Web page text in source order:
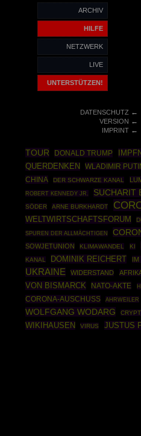
ARCHIV
HILFE
NETZWERK
LIVE
UNTERSTÜTZEN!
DATENSCHUTZ←
VERSION ←
IMPRINT←
TOUR
DONALD TRUMP
QUERDENKEN WLADIMIR
CHINA DER SCHWARZE KANAL
ROBERT KENNEDY JR. SUCHARIT
SÖDER
ARNE BURKHARDT
WELTWIRTSCHAFTSFORUM
SPUREN DER ALLMÄCHTIGEN
SOWJETUNION
KLIMAWANDEL KI
KANAL
DOMINIK REICHERT IM
UKRAINE WIDERSTAND
VON BISMARCK
NATO-AKTE
CORONA-AUSCHUSS
AHRWEILER
WOLFGANG WODARG
WIKIHAUSEN
VIRUS JUSTUS